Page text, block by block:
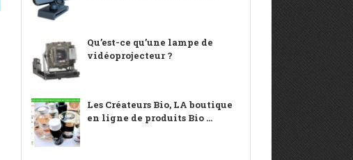
Qu’est-ce qu’une lampe de
vidéoprojecteur ?
Les Créateurs Bio, LA boutique
en ligne de produits Bio ...